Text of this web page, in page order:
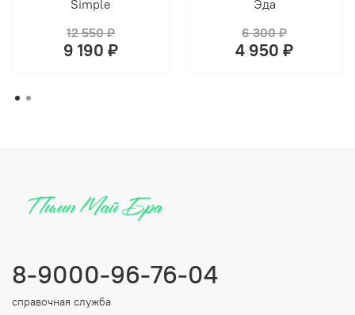
Simple
12 550 ₽
9 190 ₽
Эда
6 300 ₽
4 950 ₽
8-9000-96-76-04
справочная служба